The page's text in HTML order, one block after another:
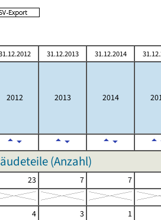
31.12.2013 31.12.2014
2012 2013 2014
(Anzahl)
23 7 7
4 3 1